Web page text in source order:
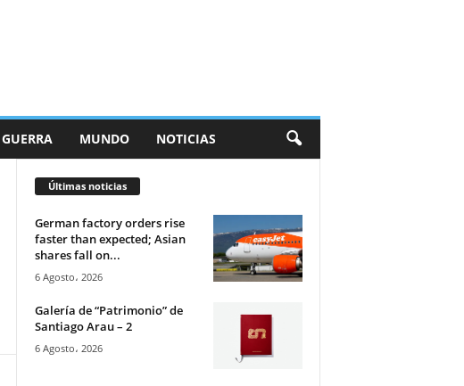
GUERRA MUNDO NOTICIAS
Últimas noticias
German factory orders rise
faster than expected; Asian
shares fall on...
6 Agosto، 2026
Galería de “Patrimonio” de
Santiago Arau – 2
6 Agosto، 2026